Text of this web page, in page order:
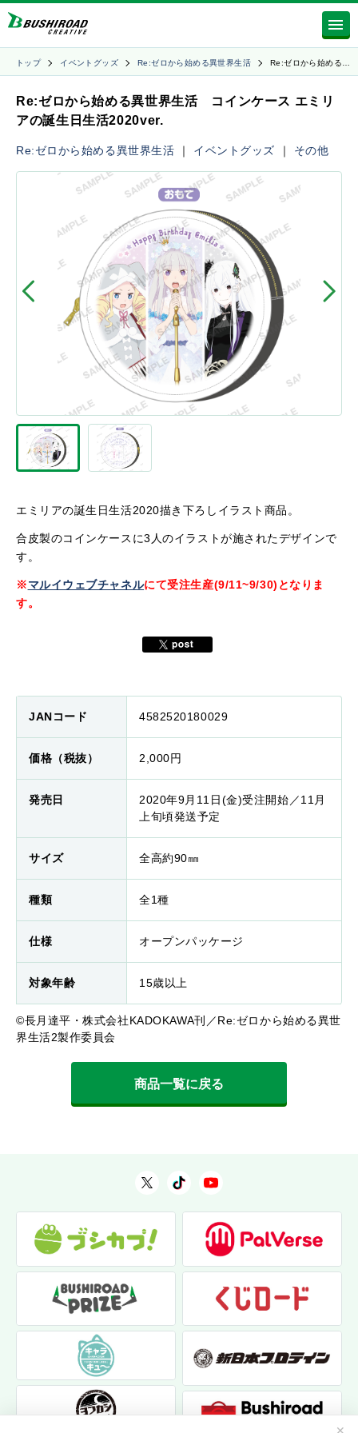
トップ イベントグッズ Re:ゼロから始める異世界生活 Re:ゼロから始める…
Re:ゼロから始める異世界生活 コインケース エミリ
アの誕生日生活2020ver.
Re:ゼロから始める異世界生活 ｜ イベントグッズ ｜ その他
エミリアの誕生日生活2020描き下ろしイラスト商品。
合皮製のコインケースに3人のイラストが施されたデザインで
す。
※マルイウェブチャネルにて受注生産(9/11~9/30)となりま
す。
JANコード 4582520180029
価格（税抜） 2,000円
発売日
2020年9月11日(金)受注開始／11月
上旬頃発送予定
サイズ 全高約90㎜
種類 全1種
仕様 オープンパッケージ
対象年齢 15歳以上
©長月達平・株式会社KADOKAWA刊／Re:ゼロから始める異世
界生活2製作委員会
商品一覧に戻る